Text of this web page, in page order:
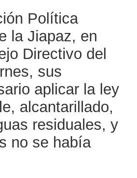
Política
la Jiapaz, en
Directivo del
sus
aplicar la ley
alcantarillado,
residuales, y
no se había